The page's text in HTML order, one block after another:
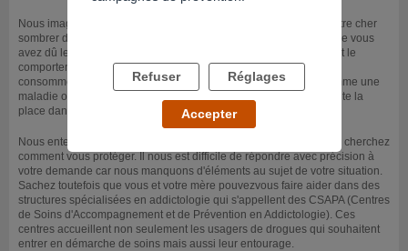
Nous imaginons combien il est difficile et douloureux de voir un être cher
sombrer dans une dépendance au crack. Cette drogue est, comme vous
avez dû le constater, extrêmement addictive et modifie rapidement le
comportement, les émotions et les priorités de la personne qui en
consomme. Ce n'est pas une question de volonté, c'est plutôt comme une
maladie où la personne perd le contrôle et où le produit prend toute la
place dans sa vie.
Nous entendons que vous avez peur pour votre mère et que vous cherchez
comment vous protéger. Il nous est difficile de répondre avec précision à
votre demande car nous manquons d'éléments au sujet de votre situation.
Sachez toutefois que vous et votre mère pouvezvous faire aider dans des
structures spécialisées en addictologie qui s'appellent des CSAPA (Centres
de Soins d'Accompagnement et de Prévention en Addictologie). Ces
centres accueillent non seulement les usagers de drogues qui souhaitent
entrer en démarche de soins mais aussi leur entourage.
Refuser Réglages
Accepter